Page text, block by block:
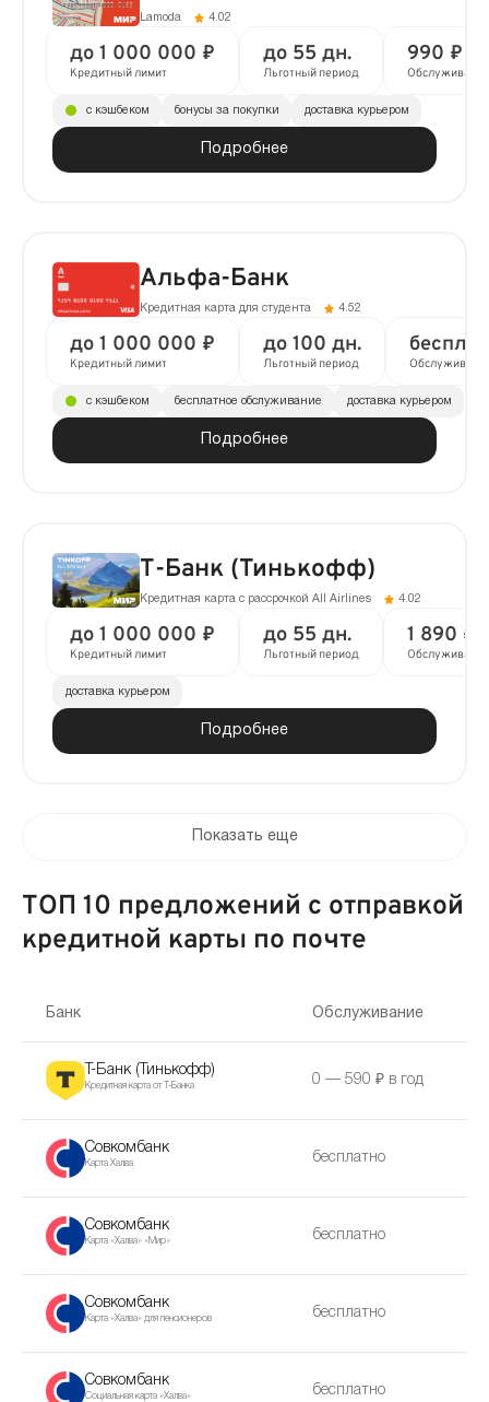
Lamoda 4.02
до 1 000 000 ₽
Кредитный лимит
до 55 дн.
Льготный период
990 ₽ в
Обслуживание
Подробнее
с кэшбеком бонусы за покупки доставка курьером
Альфа-Банк
Кредитная карта для студента 4.52
до 1 000 000 ₽
Кредитный лимит
до 100 дн.
Льготный период
Подробнее
с кэшбеком бесплатное обслуживание доставка курьером
Т-Банк (Тинькофф)
Кредитная карта с рассрочкой All Airlines 4.02
до 1 000 000 ₽
Кредитный лимит
до 55 дн.
Льготный период
1 890 ₽
Обслуживание
Подробнее
доставка курьером
Показать еще
ТОП 10 предложений с отправкой
кредитной карты по почте
Банк Обслуживание
Т-Банк (Тинькофф)
Кредитная карта от Т-Банка 0 — 590 ₽ в год
Совкомбанк
Карта Халва бесплатно
Совкомбанк
Карта «Халва» «Мир» бесплатно
Совкомбанк
Карта «Халва» для пенсионеров бесплатно
Совкомбанк
Социальная карта «Халва» бесплатно